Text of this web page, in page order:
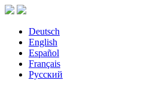
Deutsch
English
Español
Français
Русский